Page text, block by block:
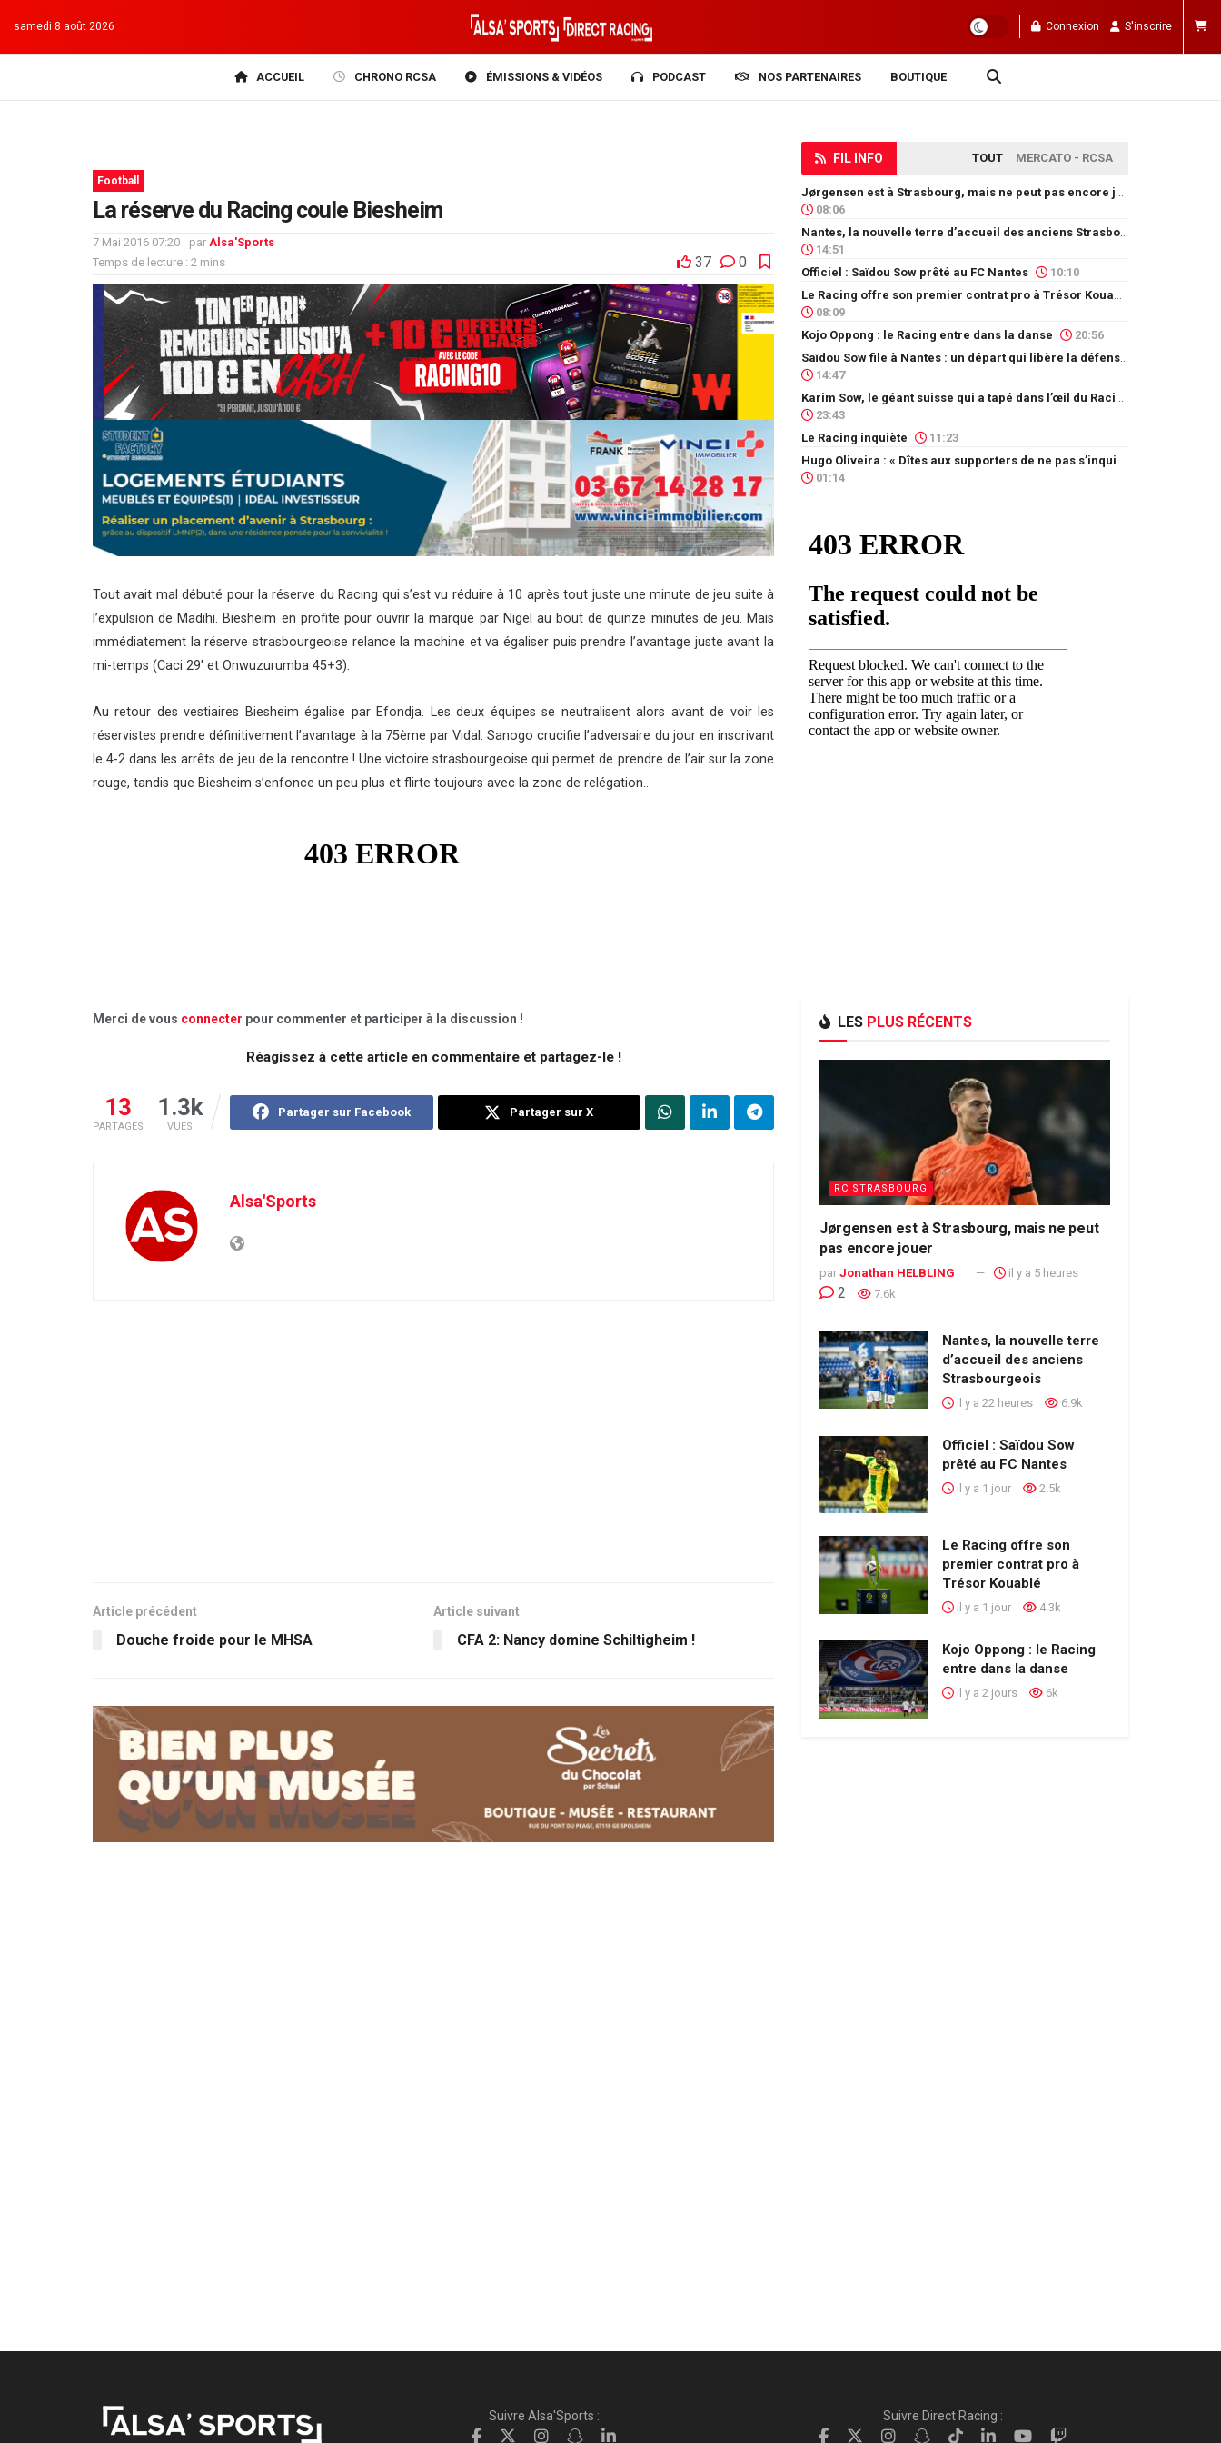
samedi 8 août 2026 Connexion S'inscrire
ACCUEIL CHRONO RCSA ÉMISSIONS & VIDÉOS PODCAST NOS PARTENAIRES BOUTIQUE
Football
La réserve du Racing coule Biesheim
7 Mai 2016 07:20 par Alsa'Sports
Temps de lecture : 2 mins
37 0
Tout avait mal débuté pour la réserve du Racing qui s’est vu réduire à 10 après tout juste une minute de jeu suite à
l’expulsion de Madihi. Biesheim en profite pour ouvrir la marque par Nigel au bout de quinze minutes de jeu. Mais
immédiatement la réserve strasbourgeoise relance la machine et va égaliser puis prendre l’avantage juste avant la
mi-temps (Caci 29′ et Onwuzurumba 45+3).
Au retour des vestiaires Biesheim égalise par Efondja. Les deux équipes se neutralisent alors avant de voir les
réservistes prendre définitivement l’avantage à la 75ème par Vidal. Sanogo crucifie l’adversaire du jour en inscrivant
le 4-2 dans les arrêts de jeu de la rencontre ! Une victoire strasbourgeoise qui permet de prendre de l’air sur la zone
rouge, tandis que Biesheim s’enfonce un peu plus et flirte toujours avec la zone de relégation…
Merci de vous connecter pour commenter et participer à la discussion !
Réagissez à cette article en commentaire et partagez-le !
13
PARTAGES
1.3k
VUES
Partager sur Facebook Partager sur X
Alsa'Sports
Article précédent
Douche froide pour le MHSA
Article suivant
CFA 2: Nancy domine Schiltigheim !
FIL INFO TOUT MERCATO - RCSA
08:06
14:51
Officiel : Saïdou Sow prêté au FC Nantes
10:10
08:09
Kojo Oppong : le Racing entre dans la danse
20:56
14:47
23:43
Le Racing inquiète
11:23
01:14
LES PLUS RÉCENTS
RC STRASBOURG
Jørgensen est à Strasbourg, mais ne peut
pas encore jouer
par Jonathan HELBLING il y a 5 heures
2 7.6k
Nantes, la nouvelle terre
d’accueil des anciens
Strasbourgeois
il y a 22 heures 6.9k
Officiel : Saïdou Sow
prêté au FC Nantes
il y a 1 jour 2.5k
Le Racing offre son
premier contrat pro à
Trésor Kouablé
il y a 1 jour 4.3k
Kojo Oppong : le Racing
entre dans la danse
il y a 2 jours 6k
Suivre Alsa'Sports : Suivre Direct Racing :